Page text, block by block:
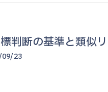
判断の基準と類似
09/23